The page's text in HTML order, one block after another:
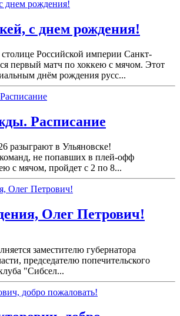
с днем рождения!
столице Российской империи Санкт-
первый матч по хоккею с мячом. Этот
днём рождения русс...
Расписание
разыграют в Ульяновске!
не попавших в плей-офф
с мячом, пройдет с 2 по 8...
Олег Петрович!
заместителю губернатора
председателю попечительского
"Сибсел...